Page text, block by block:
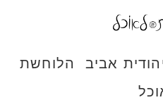
אביב הלוחשת